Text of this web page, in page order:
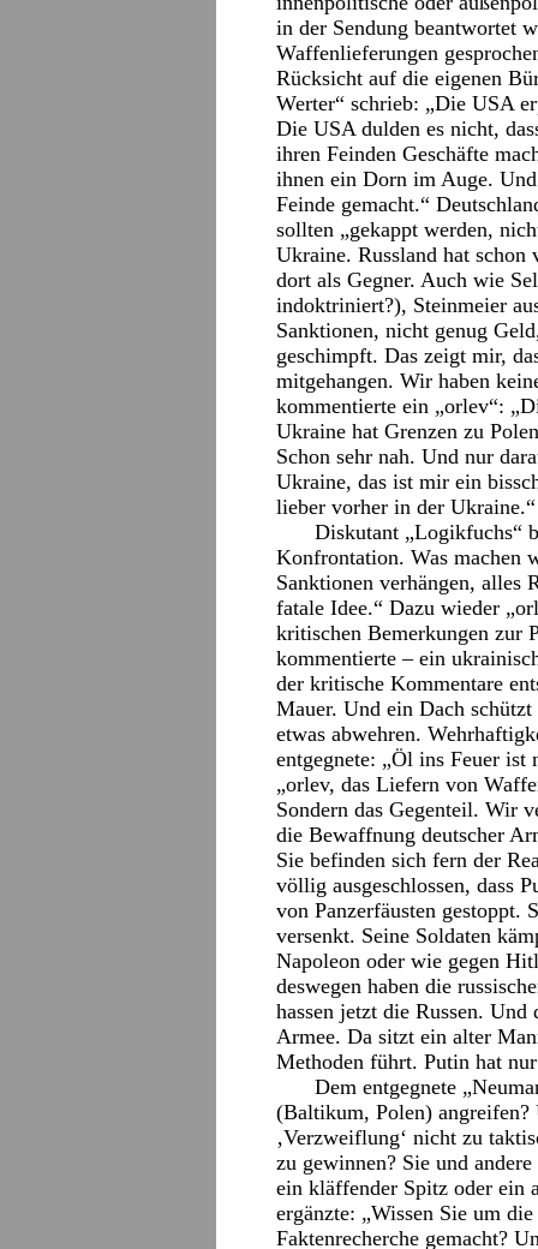
in der Sendung beantwortet
Waffenlieferungen
Rücksicht auf die eigenen
Werter“ schrieb: „Die USA
Die USA dulden es nicht,
ihren Feinden Geschäfte
ihnen ein Dorn im Auge.
Feinde gemacht.“
sollten „gekappt werden,
Ukraine. Russland hat
dort als Gegner. Auch wie
indoktriniert?), Steinmeier
Sanktionen, nicht genug
geschimpft. Das zeigt mir,
mitgehangen. Wir haben
kommentierte ein „orlev“:
Ukraine hat Grenzen zu
Schon sehr nah. Und nur
Ukraine, das ist mir ein
lieber vorher in der Ukraine.“
Diskutant „Logikfuchs“
Konfrontation. Was machen
Sanktionen verhängen, alles
fatale Idee.“ Dazu wieder
kritischen Bemerkungen zur
kommentierte – ein
der kritische Kommentare
Mauer. Und ein Dach
etwas abwehren.
entgegnete: „Öl ins Feuer
„orlev, das Liefern von
Sondern das Gegenteil. Wir
die Bewaffnung deutscher
Sie befinden sich fern der
völlig ausgeschlossen, dass
von Panzerfäusten gestoppt.
versenkt. Seine Soldaten
Napoleon oder wie gegen
deswegen haben die
hassen jetzt die Russen.
Armee. Da sitzt ein alter
Methoden führt. Putin hat
Dem entgegnete
(Baltikum, Polen)
‚Verzweiflung‘ nicht zu
zu gewinnen? Sie und
ein kläffender Spitz oder ein
ergänzte: „Wissen Sie um
Faktenrecherche gemacht?